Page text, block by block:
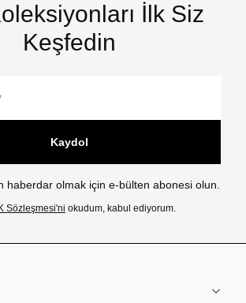
İlk Siz
Keşfedin
Kaydol
haberdar olmak için e-bülten abonesi olun.
Sözleşmesi'ni okudum, kabul ediyorum.